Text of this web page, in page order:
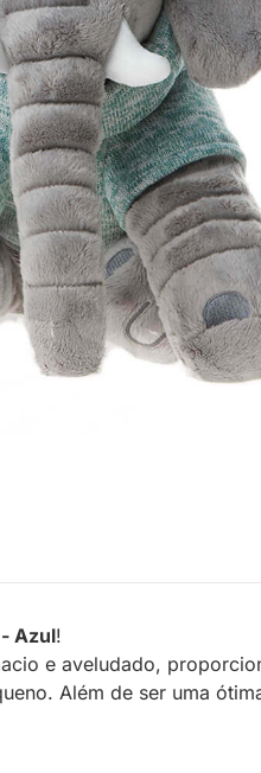
Azul!
e aveludado,
Além de ser uma